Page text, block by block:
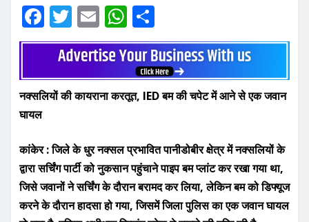
F
a
e
b
o
k
T
w
it
te
r
E
m
ai
l
W
h
at
s
A
p
h
ar
e
नक्सलियों की कायराना करतूत, IED बम की चपेट में आने से एक जवान
घायल
कांकेर : जिले के धुर नक्सल प्रभावित पानीडोबीर क्षेत्र में नक्सलियों के
द्वारा सर्चिंग पार्टी को नुकसान पहुंचाने पाइप बम प्लांट कर रखा गया था,
जिसे जवानों ने सर्चिंग के दौरान बरामद कर लिया, लेकिन बम को डिफ्यूज
करने के दौरान हादसा हो गया, जिसमें जिला पुलिस का एक जवान घायल